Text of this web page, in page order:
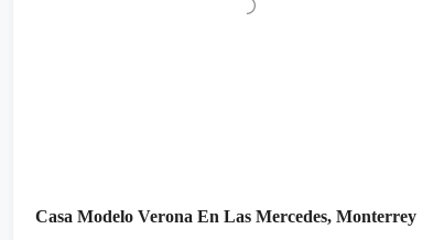
Casa Modelo Verona En Las Mercedes, Monterrey